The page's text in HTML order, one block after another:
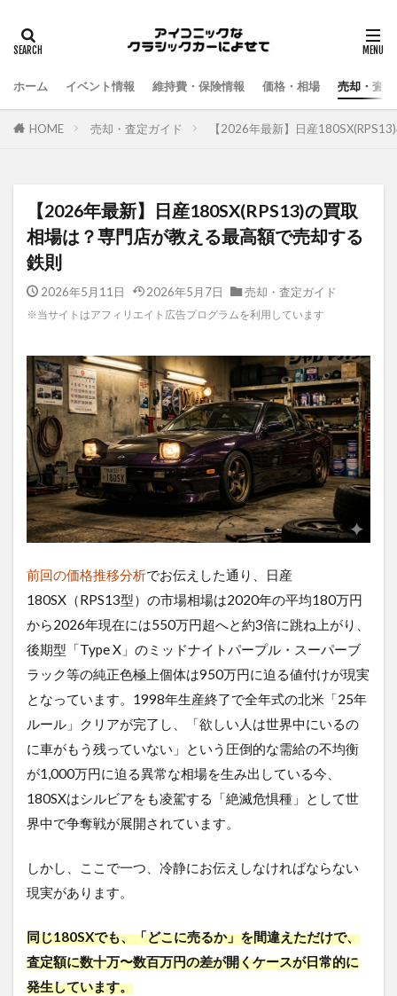
ホーム イベント情報 維持費・保険情報 価格・相場 売却・査
HOME 売却・査定ガイド 【2026年最新】日産
【2026年最新】日産180SX(RPS13)の買取
相場は？専門店が教える最高額で売却する
鉄則
2026年5月11日 2026年5月7日 売却・査定ガイド
※当サイトはアフィリエイト広告プログラムを利用しています
前回の価格推移分析でお伝えした通り、日産
180SX（RPS13型）の市場相場は2020年の平均180万円
から2026年現在には550万円超へと約3倍に跳ね上がり、
後期型「Type X」のミッドナイトパープル・スーパーブ
ラック等の純正色極上個体は950万円に迫る値付けが現実
となっています。1998年生産終了で全年式の北米「25年
ルール」クリアが完了し、「欲しい人は世界中にいるの
に車がもう残っていない」という圧倒的な需給の不均衡
が1,000万円に迫る異常な相場を生み出している今、
180SXはシルビアをも凌駕する「絶滅危惧種」として世
界中で争奪戦が展開されています。
しかし、ここで一つ、冷静にお伝えしなければならない
現実があります。
同じ180SXでも、「どこに売るか」を間違えただけで、
査定額に数十万〜数百万円の差が開くケースが日常的に
発生しています。